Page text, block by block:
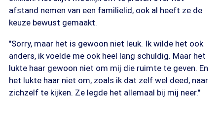
afstand nemen van een familielid, ook al heeft ze de
keuze bewust gemaakt.
"Sorry, maar het is gewoon niet leuk. Ik wilde het ook
anders, ik voelde me ook heel lang schuldig. Maar het
lukte haar gewoon niet om mij die ruimte te geven. En
het lukte haar niet om, zoals ik dat zelf wel deed, naar
zichzelf te kijken. Ze legde het allemaal bij mij neer."